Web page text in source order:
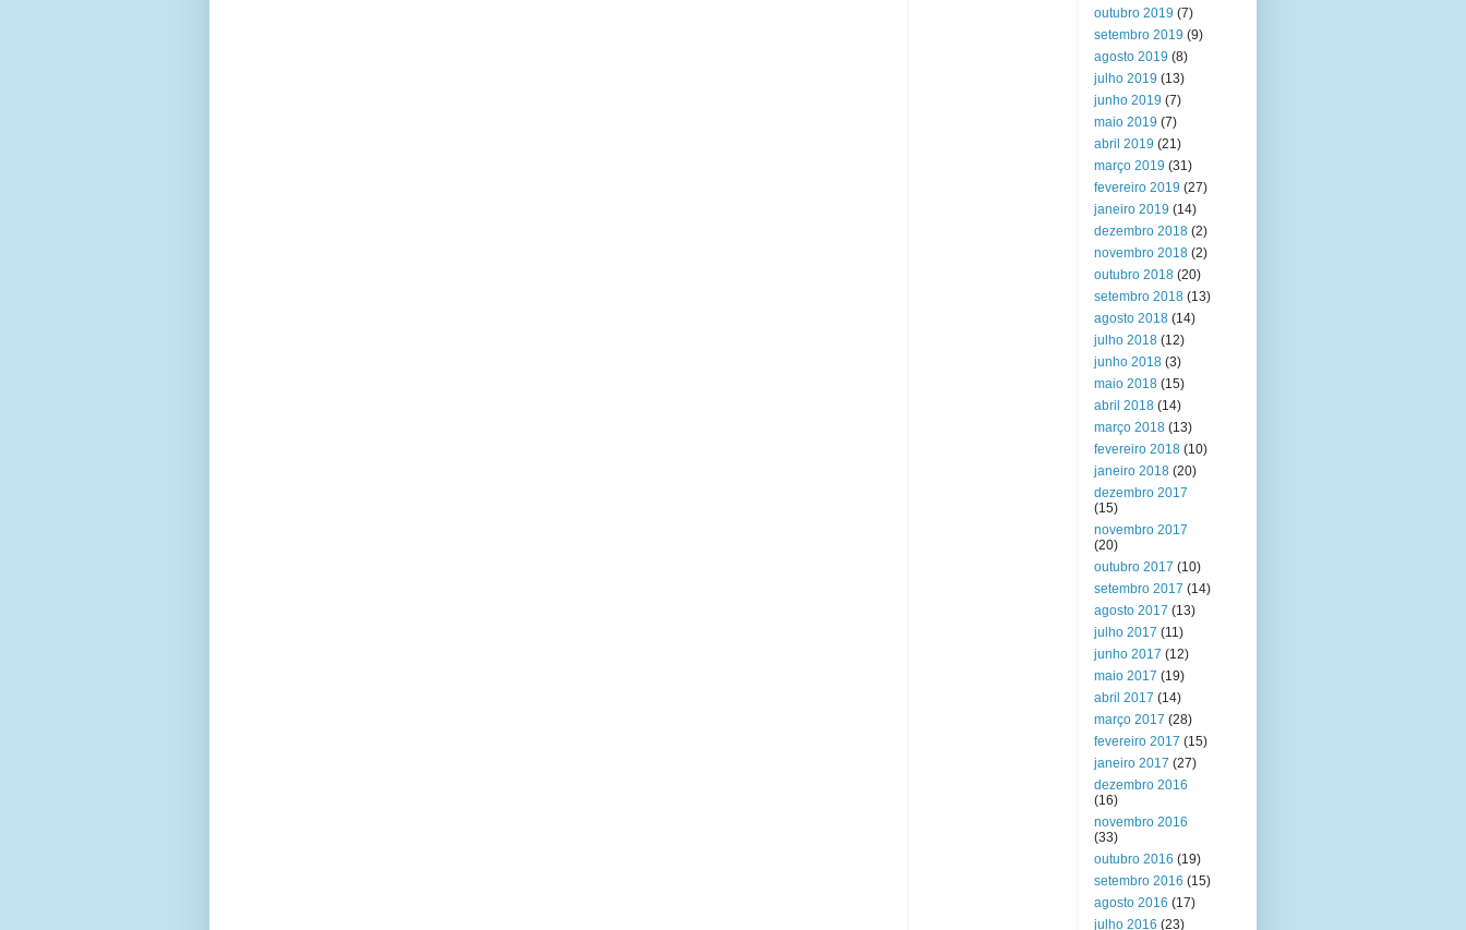
outubro 2019 (7)
setembro 2019 (9)
agosto 2019 (8)
julho 2019 (13)
junho 2019 (7)
maio 2019 (7)
abril 2019 (21)
março 2019 (31)
fevereiro 2019 (27)
janeiro 2019 (14)
dezembro 2018 (2)
novembro 2018 (2)
outubro 2018 (20)
setembro 2018 (13)
agosto 2018 (14)
julho 2018 (12)
junho 2018 (3)
maio 2018 (15)
abril 2018 (14)
março 2018 (13)
fevereiro 2018 (10)
janeiro 2018 (20)
dezembro 2017
(15)
novembro 2017
(20)
outubro 2017 (10)
setembro 2017 (14)
agosto 2017 (13)
julho 2017 (11)
junho 2017 (12)
maio 2017 (19)
abril 2017 (14)
março 2017 (28)
fevereiro 2017 (15)
janeiro 2017 (27)
dezembro 2016
(16)
novembro 2016
(33)
outubro 2016 (19)
setembro 2016 (15)
agosto 2016 (17)
julho 2016 (23)